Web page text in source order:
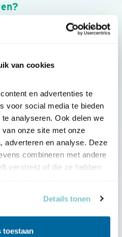
van cookies
en advertenties te
voor social media te bieden
analyseren. Ook delen we
onze site met onze
adverteren en analyse. Deze
combineren met andere
verstrekt of die ze hebben
Details tonen
toestaan
inspiratie, acties en tips
Vogelbescherming.